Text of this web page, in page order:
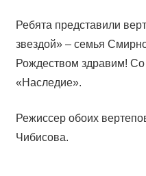
Ребята представили
звездой» – семья
Рождеством здравим!
«Наследие».
Режиссер обоих
Чибисова.